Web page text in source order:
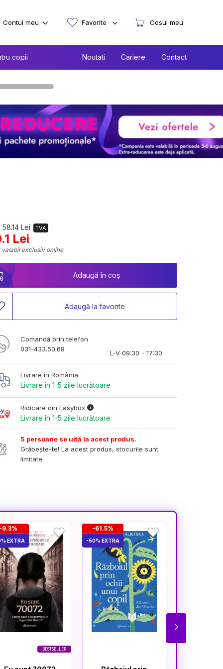
copii Noutati Cariere Contact
Contul meu Favorite Cosul meu
58.14 Lei TVA
Lei
valabil exclusiv online
Adaugă în coș
Adaugă la favorite
Comandă prin telefon
031-433.50.68
L-V 09:30 - 17:30
Livrare în România
Livrare în 1-5 zile lucrătoare
Ridicare din Easybox
Livrare în 1-5 zile lucrătoare
5 persoane se uită la acest produs.
Grăbește-te! La acest produs, stocurile sunt
limitate.
BESTSELLER
-9.3%
EXTRA
-61.5%
-50% EXTRA